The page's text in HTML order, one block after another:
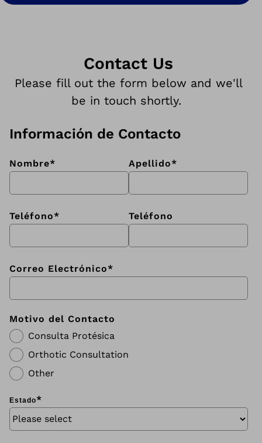
Contact Us
Please fill out the form below and we'll
be in touch shortly.
Información de Contacto
Nombre* Apellido*
Teléfono* Teléfono
Correo Electrónico*
Motivo del Contacto
Consulta Protésica
Orthotic Consultation
Other
Estado*